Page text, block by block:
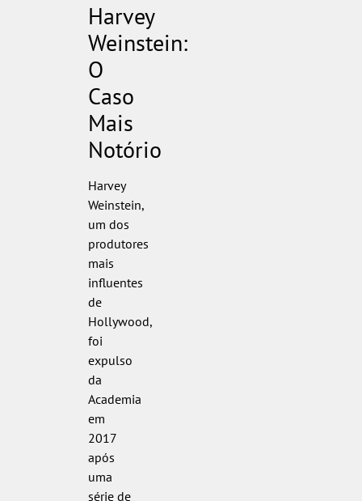
Harvey
Weinstein:
O
Caso
Mais
Notório
Harvey
Weinstein,
um dos
produtores
mais
influentes
de
Hollywood,
foi
expulso
da
Academia
em
2017
após
uma
série de